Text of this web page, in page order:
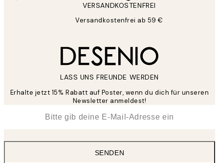
VERSANDKOSTENFREI
Versandkostenfrei ab 59 €
LASS UNS FREUNDE WERDEN
Erhalte jetzt 15% Rabatt auf Poster, wenn du dich für unseren
Newsletter anmeldest!
SENDEN